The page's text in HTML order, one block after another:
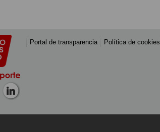
Portal de transparencia Política de cookies